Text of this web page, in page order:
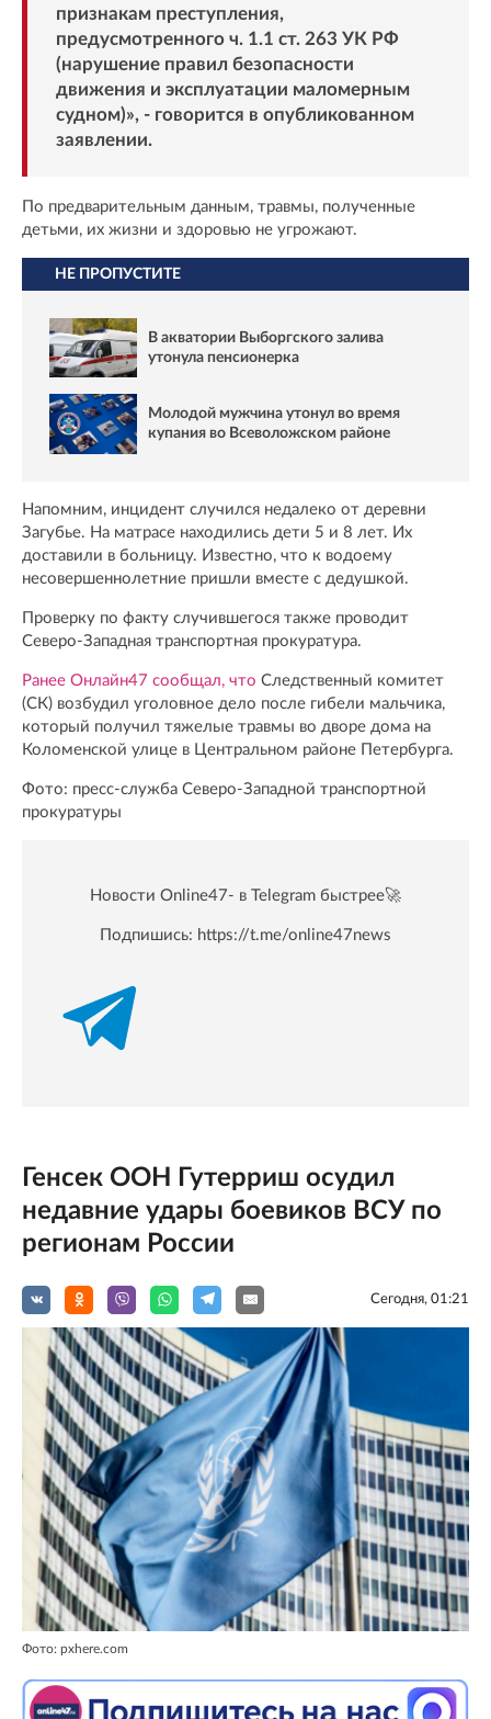
признакам преступления,
предусмотренного ч. 1.1 ст. 263 УК РФ
(нарушение правил безопасности
движения и эксплуатации маломерным
судном)», - говорится в опубликованном
заявлении.
По предварительным данным, травмы, полученные
детьми, их жизни и здоровью не угрожают.
НЕ ПРОПУСТИТЕ
В акватории Выборгского залива
утонула пенсионерка
Молодой мужчина утонул во время
купания во Всеволожском районе
Напомним, инцидент случился недалеко от деревни
Загубье. На матрасе находились дети 5 и 8 лет. Их
доставили в больницу. Известно, что к водоему
несовершеннолетние пришли вместе с дедушкой.
Проверку по факту случившегося также проводит
Северо-Западная транспортная прокуратура.
Ранее Онлайн47 сообщал, что Следственный комитет
(СК) возбудил уголовное дело после гибели мальчика,
который получил тяжелые травмы во дворе дома на
Коломенской улице в Центральном районе Петербурга.
Фото: пресс-служба Северо-Западной транспортной
прокуратуры
Новости Online47- в Telegram быстрее🚀
Подпишись: https://t.me/online47news
Генсек ООН Гутерриш осудил
недавние удары боевиков ВСУ по
регионам России
Сегодня, 01:21
Фото: pxhere.com